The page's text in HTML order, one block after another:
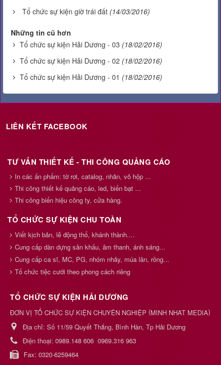
Tổ chức sự kiện giờ trái đất (14/03/2016)
Những tin cũ hơn
Tổ chức sự kiện Hải Dương - 03 (18/02/2016)
Tổ chức sự kiện Hải Dương - 02 (18/02/2016)
Tổ chức sự kiện Hải Dương - 01 (18/02/2016)
LIÊN KẾT FACEBOOK
TƯ VẤN THIẾT KẾ - THI CÔNG QUẢNG CÁO
In các ấn phẩm: tờ rơi, catalog, nhãn, vỏ hộp ...
Thi công thiết kế quảng cáo, led, biển bạt ...
Thi công biển hiệu công ty, cửa hàng.
TỔ CHỨC SỰ KIỆN CHU TOÀN
Viết kịch bản, lễ động thổ, khánh thành....
Cung cấp dàn dựng sân khấu, âm thanh, ánh sáng...
Cung cấp ca sĩ, MC, PG, nhóm nhảy, múa lân, rồng...
Tổ chức tiệc cưới theo phong cách riêng
TỔ CHỨC SỰ KIỆN HẢI DƯƠNG
ĐƠN VỊ TỔ CHỨC SỰ KIỆN CHUYÊN NGHIỆP (MINH NHAT MEDIA)
Địa chỉ: Số 11/59 Quyết Thắng, Bình Hàn, Tp Hải Dương
Điện thoại: 0989.148 606 0969.316 963
Fax: 0320-6259464